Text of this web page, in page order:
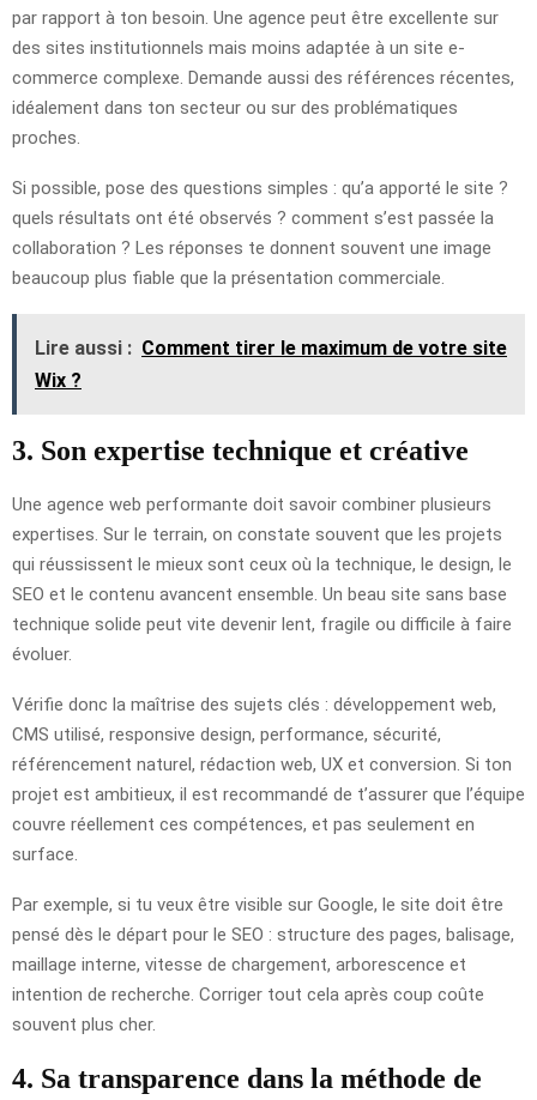
par rapport à ton besoin. Une agence peut être excellente sur
des sites institutionnels mais moins adaptée à un site e-
commerce complexe. Demande aussi des références récentes,
idéalement dans ton secteur ou sur des problématiques
proches.
Si possible, pose des questions simples : qu’a apporté le site ?
quels résultats ont été observés ? comment s’est passée la
collaboration ? Les réponses te donnent souvent une image
beaucoup plus fiable que la présentation commerciale.
Lire aussi : Comment tirer le maximum de votre site
Wix ?
3. Son expertise technique et créative
Une agence web performante doit savoir combiner plusieurs
expertises. Sur le terrain, on constate souvent que les projets
qui réussissent le mieux sont ceux où la technique, le design, le
SEO et le contenu avancent ensemble. Un beau site sans base
technique solide peut vite devenir lent, fragile ou difficile à faire
évoluer.
Vérifie donc la maîtrise des sujets clés : développement web,
CMS utilisé, responsive design, performance, sécurité,
référencement naturel, rédaction web, UX et conversion. Si ton
projet est ambitieux, il est recommandé de t’assurer que l’équipe
couvre réellement ces compétences, et pas seulement en
surface.
Par exemple, si tu veux être visible sur Google, le site doit être
pensé dès le départ pour le SEO : structure des pages, balisage,
maillage interne, vitesse de chargement, arborescence et
intention de recherche. Corriger tout cela après coup coûte
souvent plus cher.
4. Sa transparence dans la méthode de